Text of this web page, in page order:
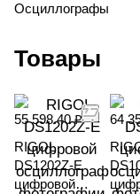
Осциллографы
Товары
55 598.40 ₽
RIGOL
DS1202Z-E
цифровой
64